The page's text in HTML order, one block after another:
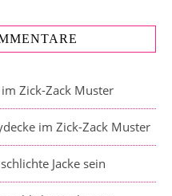
Zick-Zack Muster
im Zick-Zack Muster
Jacke sein